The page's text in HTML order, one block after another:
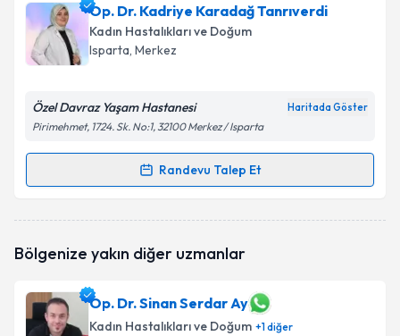
Op. Dr. Sveta Aghayevaiçin randevu takvimi talebi
oluşturun. Size bu uzmandan randevu almanız için bir
takvim hazırlandığında e-posta ile bilgilendireceğiz.
Kişisel verilerimin işlenmesine ilişkin
Metni'ni okudum ve kişisel verilerimin belirtilen
Takvim Talebini Gönder
Op. Dr. Kadriye Karadağ Tanrıverdi
Kadın Hastalıkları ve Doğum
Isparta, Merkez
Özel Davraz Yaşam Hastanesi Haritada Göster
Pirimehmet, 1724. Sk. No:1, 32100 Merkez / Isparta
Randevu Talep Et
Randevu Takvimi Talebi
takvimi talebi oluşturun. Size bu uzmandan randevu
bilgilendireceğiz.
E-posta Adresiniz
Bölgenize yakın diğer uzmanlar
Op. Dr. Sinan Serdar Ay
Kadın Hastalıkları ve Doğum +1diğer